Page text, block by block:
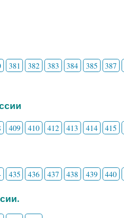
381 382 383 384 385 387
409 410 412 413 414 415
435 436 437 438 439 440